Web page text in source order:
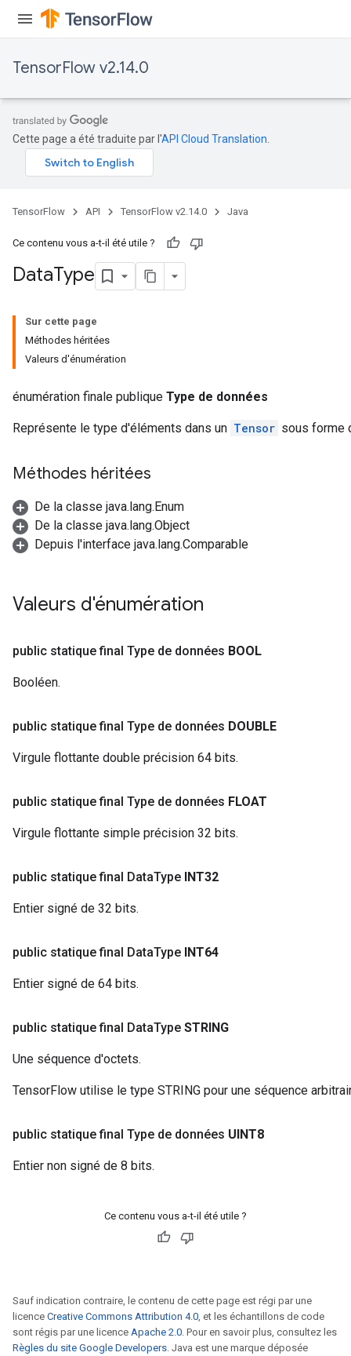
TensorFlow v2.14.0
Cette page a été traduite par l'API Cloud Translation
TensorFlow API TensorFlow v2.14.0 Java
Ce contenu vous a-t-il été utile ?
DataType
Sur cette page
Méthodes héritées
Valeurs d'énumération
énumération finale publique Type de données
Représente le type d'éléments dans un Tensor sous forme
Méthodes héritées
De la classe java.lang.Enum
De la classe java.lang.Object
Depuis l'interface java.lang.Comparable
Valeurs d'énumération
public statique final Type de données BOOL
Booléen.
public statique final Type de données DOUBLE
Virgule flottante double précision 64 bits.
public statique final Type de données FLOAT
Virgule flottante simple précision 32 bits.
public statique final DataType INT32
Entier signé de 32 bits.
public statique final DataType INT64
Entier signé de 64 bits.
public statique final DataType STRING
Une séquence d'octets.
TensorFlow utilise le type STRING pour une séquence
public statique final Type de données UINT8
Entier non signé de 8 bits.
Ce contenu vous a-t-il été utile ?
Sauf indication contraire, le contenu de cette page est régi par une
licence Creative Commons Attribution 4.0, et les échantillons de code
sont régis par une licence Apache 2.0. Pour en savoir plus, consultez les
Règles du site Google Developers. Java est une marque déposée